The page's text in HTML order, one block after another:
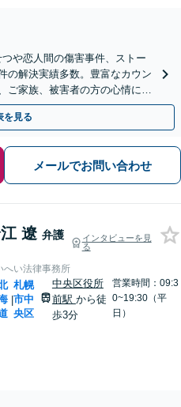
や恋人間の傷害事件、ストー
の解決実績多数。豊富なカウン
ご家族、被害者の方の心情に寄
可】【札幌駅5分】
を見る
メールでお問い合わせ
遼 弁護
インタビューを見
る
へい法律事務所
|
札幌
市中
央区
中央区役所
前駅 から徒
歩3分
営業時間：09:3
0~19:30（平
日）